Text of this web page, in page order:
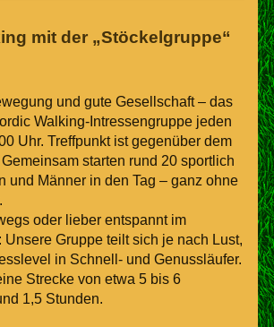
mit der „Stöckelgruppe“
und gute Gesellschaft – das
Walking-Intressengruppe jeden
Uhr. Treffpunkt ist gegenüber dem
starten rund 20 sportlich
und Männer in den Tag – ganz ohne
oder lieber entspannt im
Unsere Gruppe teilt sich je nach Lust,
in Schnell- und Genussläufer.
Strecke von etwa 5 bis 6
1,5 Stunden.